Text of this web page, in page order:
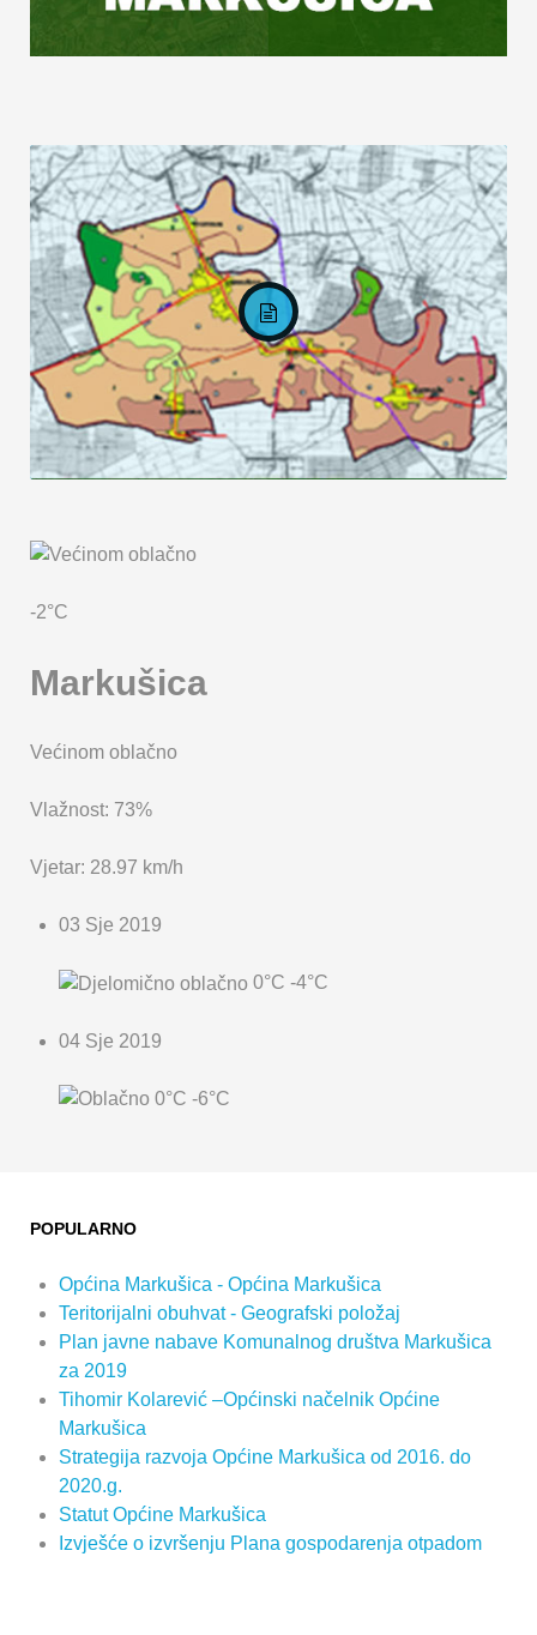
-2°C
Markušica
Većinom oblačno
Vlažnost: 73%
Vjetar: 28.97 km/h
03 Sje 2019
0°C -4°C
04 Sje 2019
0°C -6°C
POPULARNO
Općina Markušica - Općina Markušica
Teritorijalni obuhvat - Geografski položaj
Plan javne nabave Komunalnog društva Markušica
za 2019
Tihomir Kolarević –Općinski načelnik Općine
Markušica
Strategija razvoja Općine Markušica od 2016. do
2020.g.
Statut Općine Markušica
Izvješće o izvršenju Plana gospodarenja otpadom